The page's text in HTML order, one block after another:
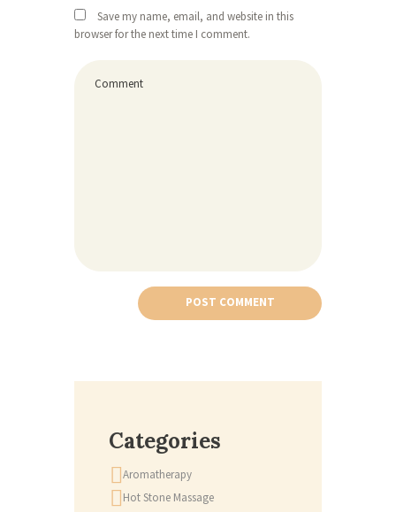
Save my name, email, and website in this
browser for the next time I comment.
Categories
Aromatherapy
Hot Stone Massage